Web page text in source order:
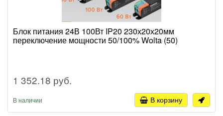
Блок питания 24В 100Вт IP20 230х20х20мм
переключение мощности 50/100% Wolta (50)
1 352.18 руб.
В наличии В корзину